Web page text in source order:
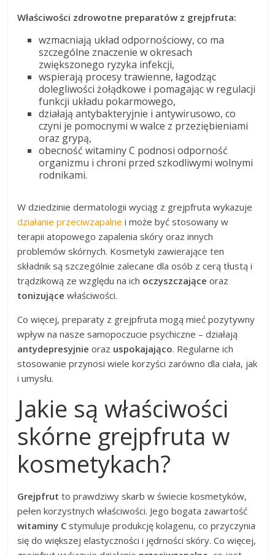
Właściwości zdrowotne preparatów z grejpfruta:
wzmacniają układ odpornościowy, co ma
szczególne znaczenie w okresach
zwiększonego ryzyka infekcji,
wspierają procesy trawienne, łagodząc
dolegliwości żołądkowe i pomagając w regulacji
funkcji układu pokarmowego,
działają antybakteryjnie i antywirusowo, co
czyni je pomocnymi w walce z przeziębieniami
oraz grypą,
obecność witaminy C podnosi odporność
organizmu i chroni przed szkodliwymi wolnymi
rodnikami.
W dziedzinie dermatologii wyciąg z grejpfruta wykazuje
działanie przeciwzapalne i może być stosowany w
terapii atopowego zapalenia skóry oraz innych
problemów skórnych. Kosmetyki zawierające ten
składnik są szczególnie zalecane dla osób z cerą tłustą i
trądzikową ze względu na ich oczyszczające oraz
tonizujące właściwości.
Co więcej, preparaty z grejpfruta mogą mieć pozytywny
wpływ na nasze samopoczucie psychiczne – działają
antydepresyjnie oraz uspokajająco. Regularne ich
stosowanie przynosi wiele korzyści zarówno dla ciała, jak
i umysłu.
Jakie są właściwości
skórne grejpfruta w
kosmetykach?
Grejpfrut to prawdziwy skarb w świecie kosmetyków,
pełen korzystnych właściwości. Jego bogata zawartość
witaminy C stymuluje produkcję kolagenu, co przyczynia
się do większej elastyczności i jędrności skóry. Co więcej,